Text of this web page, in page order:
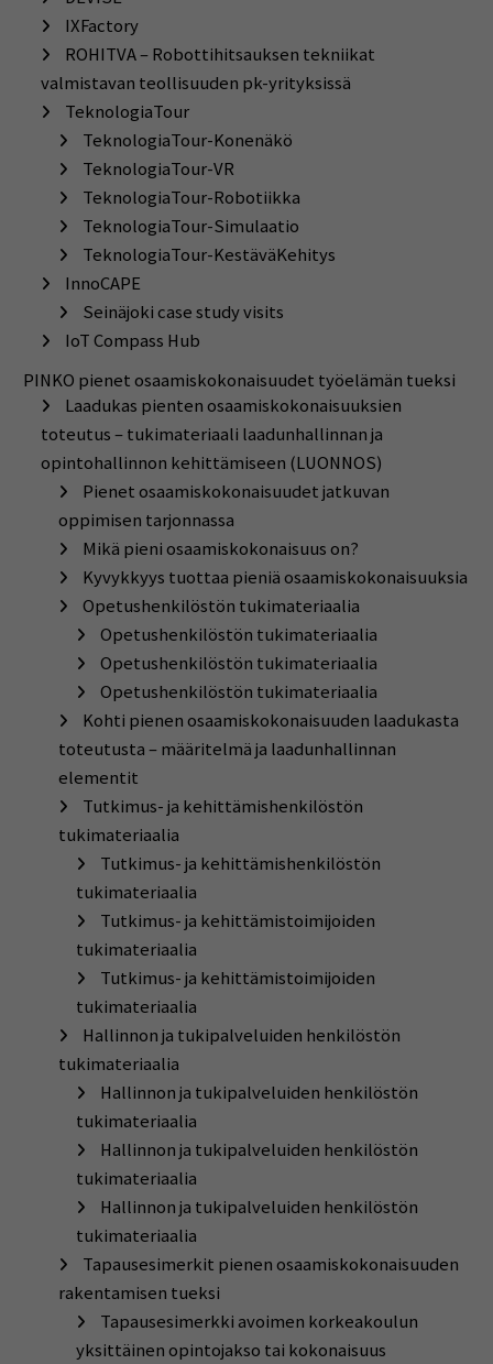
IXFactory
ROHITVA – Robottihitsauksen tekniikat
valmistavan teollisuuden pk-yrityksissä
TeknologiaTour
TeknologiaTour-Konenäkö
TeknologiaTour-VR
TeknologiaTour-Robotiikka
TeknologiaTour-Simulaatio
TeknologiaTour-KestäväKehitys
InnoCAPE
Seinäjoki case study visits
IoT Compass Hub
PINKO pienet osaamiskokonaisuudet työelämän tueksi
Laadukas pienten osaamiskokonaisuuksien
toteutus – tukimateriaali laadunhallinnan ja
opintohallinnon kehittämiseen (LUONNOS)
Pienet osaamiskokonaisuudet jatkuvan
oppimisen tarjonnassa
Mikä pieni osaamiskokonaisuus on?
Kyvykkyys tuottaa pieniä osaamiskokonaisuuksia
Opetushenkilöstön tukimateriaalia
Opetushenkilöstön tukimateriaalia
Opetushenkilöstön tukimateriaalia
Opetushenkilöstön tukimateriaalia
Kohti pienen osaamiskokonaisuuden laadukasta
toteutusta – määritelmä ja laadunhallinnan
elementit
Tutkimus- ja kehittämishenkilöstön
tukimateriaalia
Tutkimus- ja kehittämishenkilöstön
tukimateriaalia
Tutkimus- ja kehittämistoimijoiden
tukimateriaalia
Tutkimus- ja kehittämistoimijoiden
tukimateriaalia
Hallinnon ja tukipalveluiden henkilöstön
tukimateriaalia
Hallinnon ja tukipalveluiden henkilöstön
tukimateriaalia
Hallinnon ja tukipalveluiden henkilöstön
tukimateriaalia
Hallinnon ja tukipalveluiden henkilöstön
tukimateriaalia
Tapausesimerkit pienen osaamiskokonaisuuden
rakentamisen tueksi
Tapausesimerkki avoimen korkeakoulun
yksittäinen opintojakso tai kokonaisuus